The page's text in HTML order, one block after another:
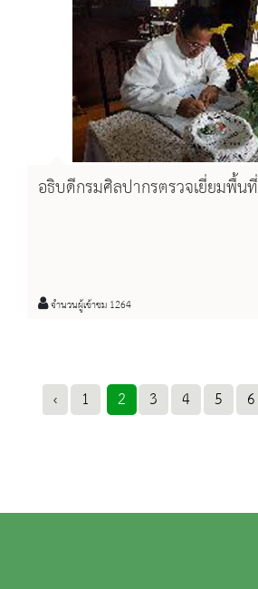
อธิบดีกรมศิลปากรตรวจเยี่ยมพื้นที่
จำนวนผู้เข้าชม 1264
‹ 1 2 3 4 5 6